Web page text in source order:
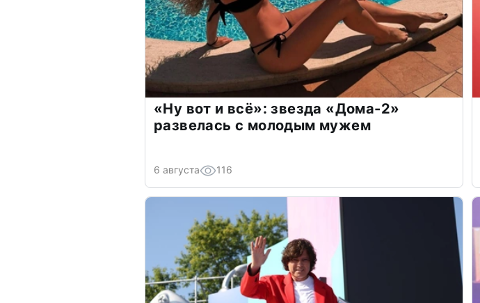
«Ну вот и всё»: звезда «Дома-2»
развелась с молодым мужем
6 августа 116